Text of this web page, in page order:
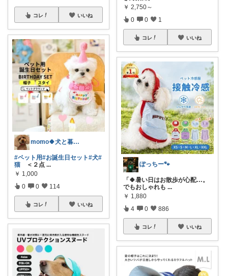
コレ いいね
momo🍀犬と暮らしを楽しむ
#ペット用#お誕生日セット#犬#
猫 ＜２点 ...
￥ 1,000
0 0 114
コレ いいね
￥ 2,750～
0 0 1
コレ いいね
ぽっちー🐾
「🍀暑い日はお散歩が心配…。
でもおしゃれも ...
￥ 1,880
4 0 886
コレ いいね